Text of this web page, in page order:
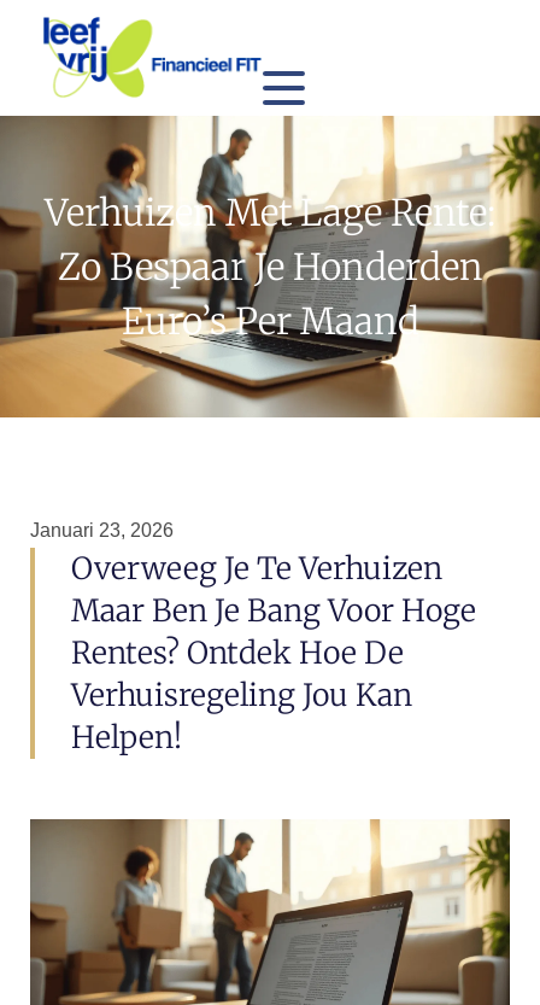
Verhuizen Met Lage Rente:
Zo Bespaar Je Honderden
Euro’s Per Maand
Januari 23, 2026
Overweeg Je Te Verhuizen
Maar Ben Je Bang Voor Hoge
Rentes? Ontdek Hoe De
Verhuisregeling Jou Kan
Helpen!